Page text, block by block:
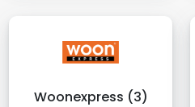
Woonexpress (3)